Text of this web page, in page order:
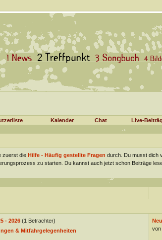
Kalender Chat Live-
zuerst die Hilfe - Häufig gestellte Fragen durch. Du musst dich
zu starten. Du kannst auch jetzt schon Beiträge
- 2026 (1 Betrachter)
& Mitfahrgelegenheiten
von